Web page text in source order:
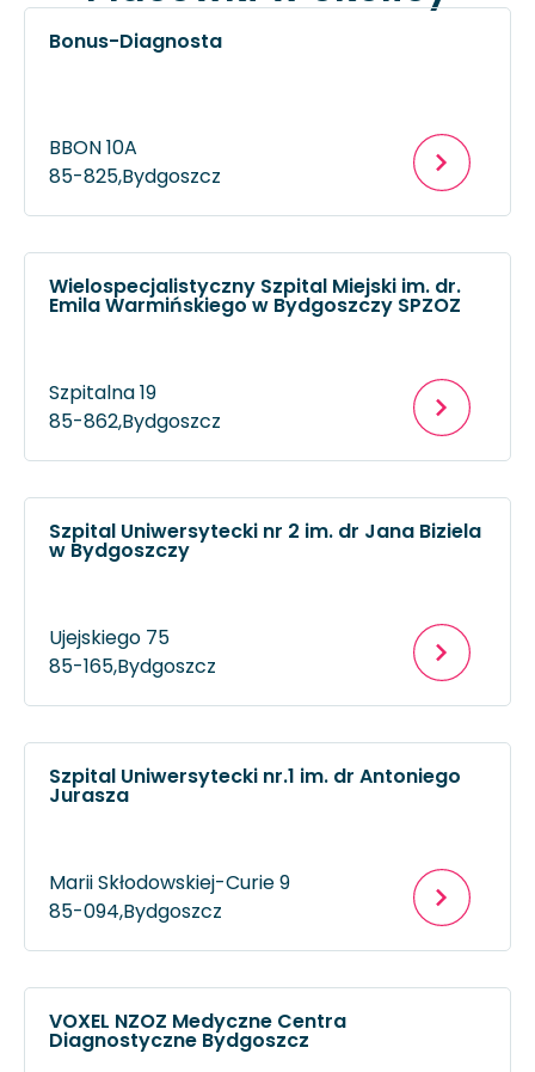
Bonus-Diagnosta
BBON 10A
85-825,Bydgoszcz
Wielospecjalistyczny Szpital Miejski im. dr.
Emila Warmińskiego w Bydgoszczy SPZOZ
Szpitalna 19
85-862,Bydgoszcz
Szpital Uniwersytecki nr 2 im. dr Jana Biziela
w Bydgoszczy
Ujejskiego 75
85-165,Bydgoszcz
Szpital Uniwersytecki nr.1 im. dr Antoniego
Jurasza
Marii Skłodowskiej-Curie 9
85-094,Bydgoszcz
VOXEL NZOZ Medyczne Centra
Diagnostyczne Bydgoszcz